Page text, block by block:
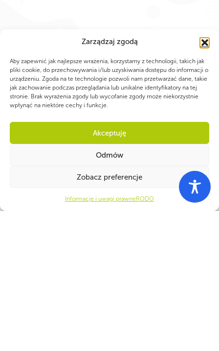
Zarządzaj zgodą
Aby zapewnić jak najlepsze wrażenia, korzystamy z technologii, takich jak
pliki cookie, do przechowywania i/lub uzyskiwania dostępu do informacji o
urządzeniu. Zgoda na te technologie pozwoli nam przetwarzać dane, takie
jak zachowanie podczas przeglądania lub unikalne identyfikatory na tej
stronie. Brak wyrażenia zgody lub wycofanie zgody może niekorzystnie
wpłynąć na niektóre cechy i funkcje.
Akceptuję
Odmów
Zobacz preferencje
Informacje i uwagi prawne RODO
PARTNERZY